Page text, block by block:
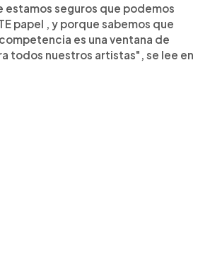
seguros que podemos
papel , y porque sabemos que
es una ventana de
todos nuestros artistas", se lee en